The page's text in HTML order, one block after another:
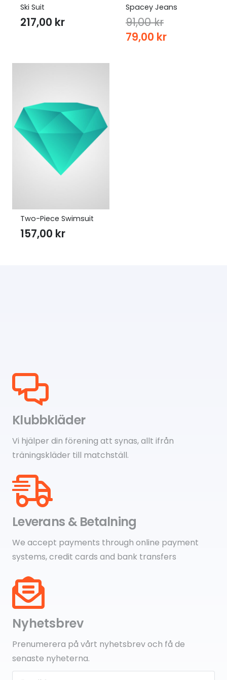
Ski Suit
217,00 kr
Spacey Jeans
91,00kr
Original
79,00 krCurrent
Two-Piece Swimsuit
157,00 kr
Klubbkläder
Vi hjälper din förening att synas, allt ifrån
träningskläder till matchställ.
Leverans & Betalning
We accept payments through online payment
systems, credit cards and bank transfers
Nyhetsbrev
Prenumerera på vårt nyhetsbrev och få de
senaste nyheterna.